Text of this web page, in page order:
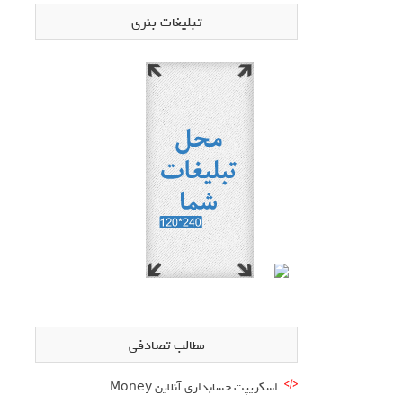
تبلیغات بنری
مطالب تصادفی
اسکریپت حسابداری آنلاین Money